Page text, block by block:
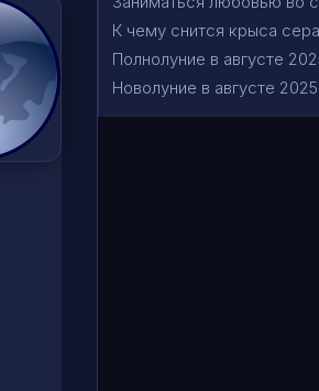
К чему снится крыса
Полнолуние в августе
Новолуние в августе